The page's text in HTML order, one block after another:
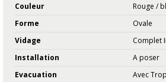
Couleur
Rouge /
Forme
Ovale
Vidage
Complet
Installation
A poser
Evacuation
Avec